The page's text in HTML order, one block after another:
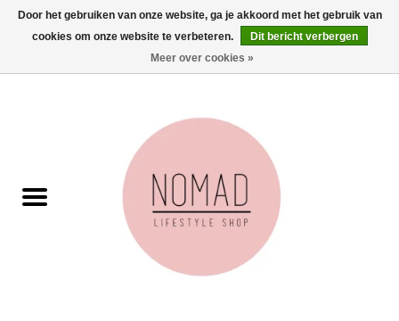
0 Artikelen - €0,00
Aan tafel
Door het gebruiken van onze website, ga je akkoord met het gebruik van
cookies om onze website te verbeteren.
Dit bericht verbergen
Meer over cookies »